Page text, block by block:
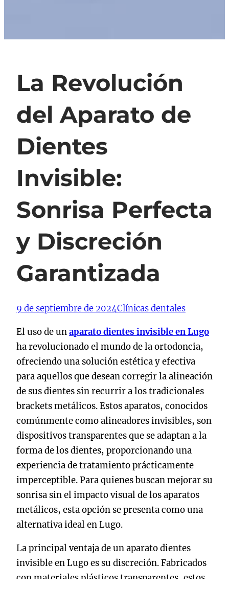
La Revolución
del Aparato de
Dientes
Invisible:
Sonrisa Perfecta
y Discreción
Garantizada
9 de septiembre de 2024Clínicas dentales
El uso de unaparato dientes invisible en Lugo
ha revolucionado el mundo de la ortodoncia,
ofreciendo una solución estética y efectiva
para aquellos que desean corregir la alineación
de sus dientes sin recurrir a los tradicionales
brackets metálicos. Estos aparatos, conocidos
comúnmente como alineadores invisibles, son
dispositivos transparentes que se adaptan a la
forma de los dientes, proporcionando una
experiencia de tratamiento prácticamente
imperceptible. Para quienes buscan mejorar su
sonrisa sin el impacto visual de los aparatos
metálicos, esta opción se presenta como una
alternativa ideal en Lugo.
La principal ventaja de un aparato dientes
invisible en Lugo es su discreción. Fabricados
con materiales plásticos transparentes, estos